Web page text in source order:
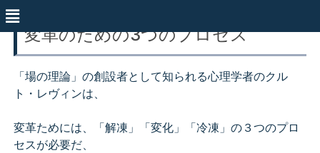
変革のための3つのプロセス
「場の理論」の創設者として知られる心理学者のクル
ト・レヴィンは、
変革ためには、「解凍」「変化」「冷凍」の３つのプロ
セスが必要だ、